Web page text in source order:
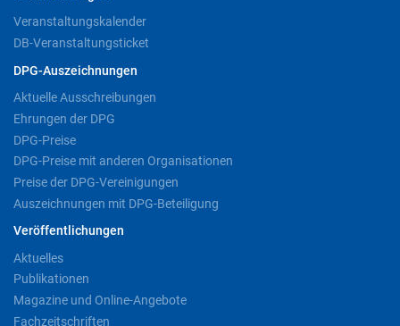
Veranstaltungskalender
DB-Veranstaltungsticket
DPG-Auszeichnungen
Aktuelle Ausschreibungen
Ehrungen der DPG
DPG-Preise
DPG-Preise mit anderen Organisationen
Preise der DPG-Vereinigungen
Auszeichnungen mit DPG-Beteiligung
Veröffentlichungen
Aktuelles
Publikationen
Magazine und Online-Angebote
Fachzeitschriften